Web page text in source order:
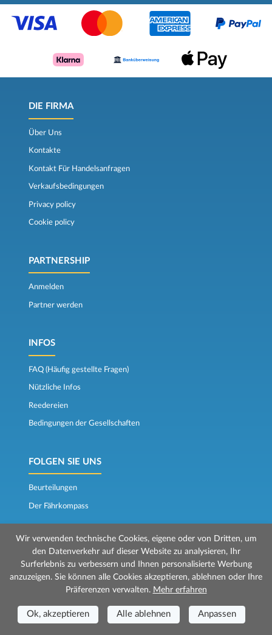
DIE FIRMA
Über Uns
Kontakte
Kontakt Für Handelsanfragen
Verkaufsbedingungen
Privacy policy
Cookie policy
PARTNERSHIP
Anmelden
Partner werden
INFOS
FAQ (Häufig gestellte Fragen)
Nützliche Infos
Reedereien
Bedingungen der Gesellschaften
FOLGEN SIE UNS
Beurteilungen
Der Fährkompass
© 2026 Mr Ferry wird von Prenotazioni24 s.r.l. verwaltet
Geschäftssitz: Via Bonistallo, 50b - 50053 Empoli (FI)
Betriebsstätte: Via Casa del Duca, 1 - 57037 Portoferraio (LI)
P.IVA/C.F./Iscr. Reg. Imp. CCIAA Liv. 01512130491 | Nr. REA CCIA FI - 699553
Wir verwenden technische Cookies, eigene oder von Dritten, um
den Datenverkehr auf dieser Website zu analysieren, Ihr
Surferlebnis zu verbessern und Ihnen personalisierte Werbung
anzuzeigen. Sie können alle Cookies akzeptieren, ablehnen oder Ihre
Präferenzen verwalten. Mehr erfahren
Ok, akzeptieren Alle ablehnen Anpassen